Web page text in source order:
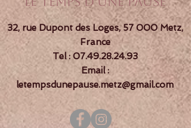
32, rue Dupont des Loges, 57 000 Metz,
France
Tel : 07.49.28.24.93
Email :
letempsdunepause.metz@gmail.com